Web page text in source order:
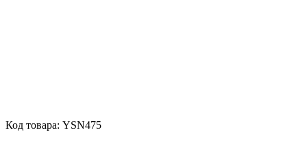
Код товара: YSN475